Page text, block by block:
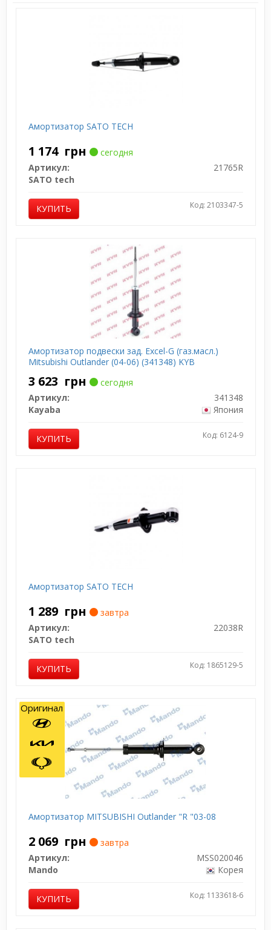
Амортизатор SATO TECH
1 174 грн
сегодня
Артикул:
21765R
SATO tech
КУПИТЬ Код: 2103347-5
Амортизатор подвески зад. Excel-G (газ.масл.)
Mitsubishi Outlander (04-06) (341348) KYB
3 623 грн
сегодня
Артикул:
341348
Kayaba
Япония
КУПИТЬ Код: 6124-9
Амортизатор SATO TECH
1 289 грн
завтра
Артикул:
22038R
SATO tech
КУПИТЬ Код: 1865129-5
Амортизатор MITSUBISHI Outlander "R "03-08
2 069 грн
завтра
Артикул:
MSS020046
Mando
Корея
КУПИТЬ Код: 1133618-6
Оригинал